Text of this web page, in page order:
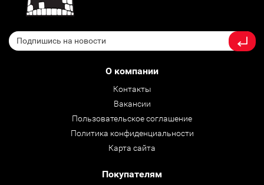
О компании
Контакты
Вакансии
Пользовательское соглашение
Политика конфиденциальности
Карта сайта
Покупателям